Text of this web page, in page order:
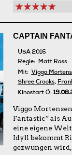
CAPTAIN
USA 2016
Regie:Matt Ross
Mit: Viggo
Shree Crooks,
Kinostart Ö:
Viggo
Fantastic“ als
eine eigene
Idyll bekommt
gezwungen